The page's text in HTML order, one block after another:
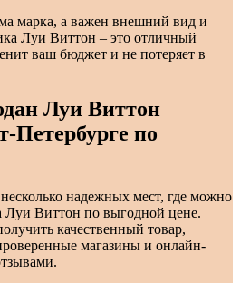
марка, а важен внешний вид и
Луи Виттон – это отличный
ваш бюджет и не потеряет в
Луи Виттон
Петербурге по
надежных мест, где можно
Луи Виттон по выгодной цене.
качественный товар,
магазины и онлайн-